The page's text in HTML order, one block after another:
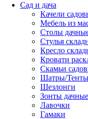
Сад и дача
Качели
Мебель из
Столы
Стулья
Кресло
Кровати
Скамьи
Шатры/Тенты
Шезлонги
Зонты дачные
Лавочки
Гамаки